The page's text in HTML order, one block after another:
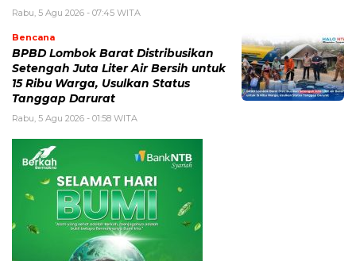
Rabu, 5 Agu 2026 - 07:45 WITA
Bencana
BPBD Lombok Barat Distribusikan
Setengah Juta Liter Air Bersih untuk
15 Ribu Warga, Usulkan Status
Tanggap Darurat
Rabu, 5 Agu 2026 - 01:58 WITA